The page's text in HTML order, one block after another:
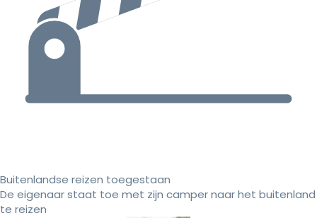
Buitenlandse reizen toegestaan
De eigenaar staat toe met zijn camper naar het buitenland
te reizen